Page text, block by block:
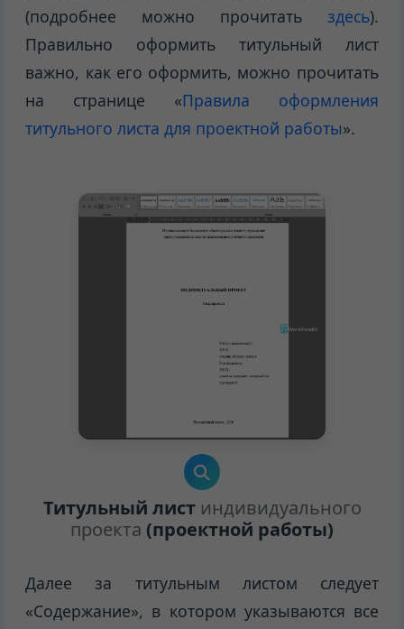
(подробнее можно прочитать здесь).
Правильно оформить титульный лист
важно, как его оформить, можно прочитать
на странице «Правила оформления
титульного листа для проектной работы».
Титульный лист индивидуального
проекта (проектной работы)
Далее за титульным листом следует
«Содержание», в котором указываются все